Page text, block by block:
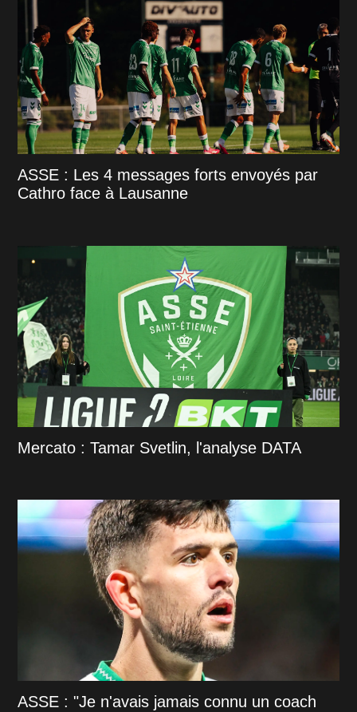
ASSE : Les 4 messages forts envoyés par
Cathro face à Lausanne
Mercato : Tamar Svetlin, l'analyse DATA
ASSE : "Je n'avais jamais connu un coach